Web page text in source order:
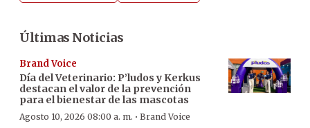
Últimas Noticias
Brand Voice
Día del Veterinario: P’ludos y Kerkus
destacan el valor de la prevención
para el bienestar de las mascotas
Agosto 10, 2026 08:00 a. m. · Brand Voice